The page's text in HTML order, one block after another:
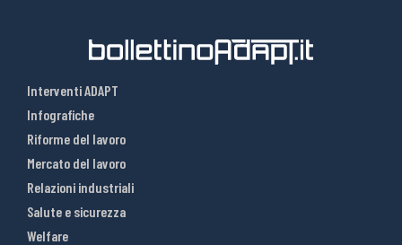
Interventi ADAPT
Infografiche
Riforme del lavoro
Mercato del lavoro
Relazioni industriali
Salute e sicurezza
Welfare